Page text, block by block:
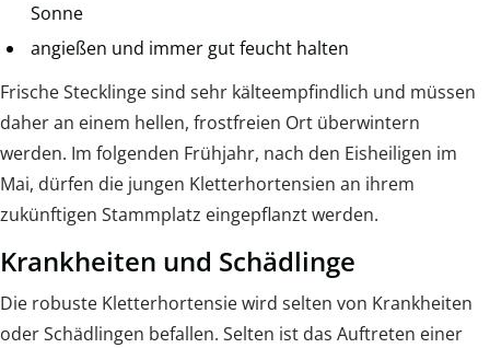
Sonne
angießen und immer gut feucht halten
Frische Stecklinge sind sehr kälteempfindlich und müssen
daher an einem hellen, frostfreien Ort überwintern
werden. Im folgenden Frühjahr, nach den Eisheiligen im
Mai, dürfen die jungen Kletterhortensien an ihrem
zukünftigen Stammplatz eingepflanzt werden.
Krankheiten und Schädlinge
Die robuste Kletterhortensie wird selten von Krankheiten
oder Schädlingen befallen. Selten ist das Auftreten einer